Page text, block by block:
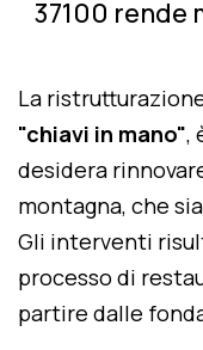
37100 rende
La
"chiavi in mano",
desidera
montagna, che
Gli interventi
processo di
partire dalle